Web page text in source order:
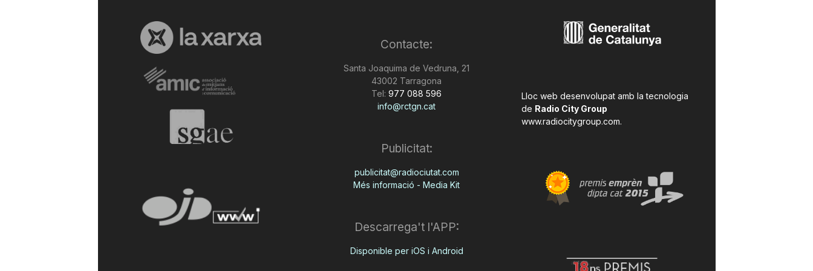
a
o
Contacte:
Santa Joaquima de Vedruna, 21
43002 Tarragona
Tel: 977 088 596
info@rctgn.cat
Publicitat:
publicitat@radiociutat.com
Més informació - Media Kit
Descarrega't l'APP:
Disponible per iOS i Android
Lloc web desenvolupat amb la tecnologia
de Radio City Group
www.radiocitygroup.com.